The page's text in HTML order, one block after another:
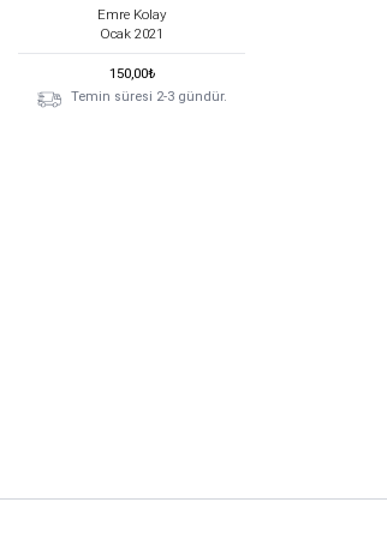
Emre Kolay
Ocak 2021
150,00₺
Temin süresi 2-3 gündür.